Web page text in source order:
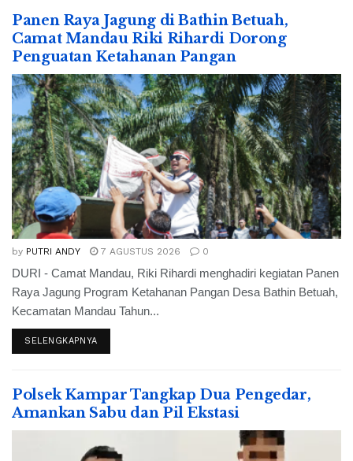
Panen Raya Jagung di Bathin Betuah,
Camat Mandau Riki Rihardi Dorong
Penguatan Ketahanan Pangan
by PUTRI ANDY 7 AGUSTUS 2026 0
DURI - Camat Mandau, Riki Rihardi menghadiri kegiatan Panen
Raya Jagung Program Ketahanan Pangan Desa Bathin Betuah,
Kecamatan Mandau Tahun...
SELENGKAPNYA
Polsek Kampar Tangkap Dua Pengedar,
Amankan Sabu dan Pil Ekstasi